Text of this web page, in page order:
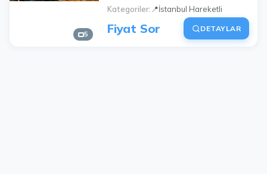
5
Kategoriler 📍İstanbul Hareketli
Fiyat Sor DETAYLAR